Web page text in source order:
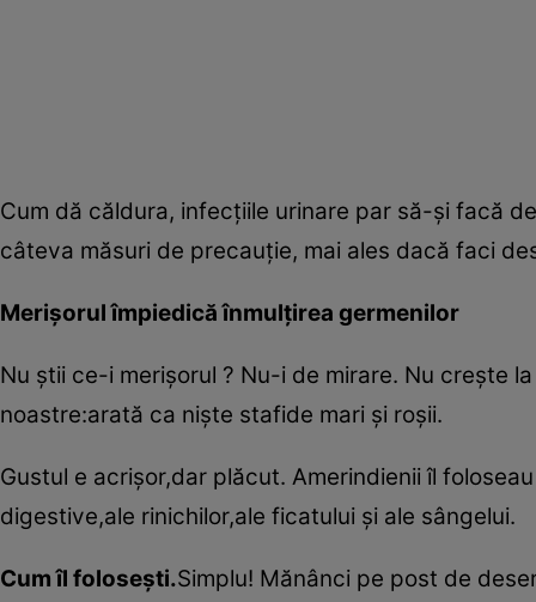
Cum dă căldura, infecţiile urinare par să-şi facă
câteva măsuri de precauţie, mai ales dacă faci
Merişorul împiedică înmulţirea germenilor
Nu ştii ce-i merişorul ? Nu-i de mirare. Nu creşte
noastre:arată ca nişte stafide mari şi roşii.
Gustul e acrişor,dar plăcut. Amerindienii îl
digestive,ale rinichilor,ale ficatului şi ale sângelui.
Cum îl foloseşti.Simplu! Mănânci pe post de